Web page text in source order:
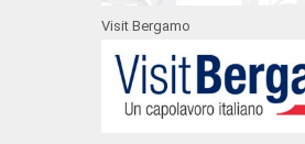
Visit Bergamo